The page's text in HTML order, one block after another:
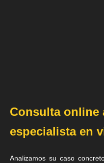
Consulta online
especialista en
Analizamos su caso